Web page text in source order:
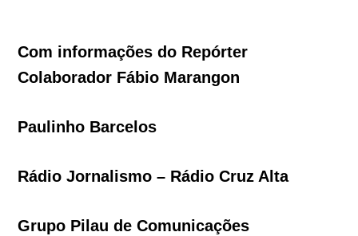
Com informações do Repórter
Colaborador Fábio Marangon
Paulinho Barcelos
Rádio Jornalismo – Rádio Cruz Alta
Grupo Pilau de Comunicações